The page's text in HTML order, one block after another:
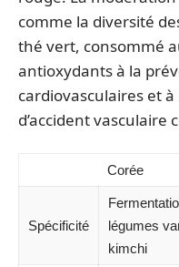
comme la diversité
thé vert, consommé
antioxydants à la
cardiovasculaires et
d’accident vasculaire
Corée
Spécificité
légumes
kimchi